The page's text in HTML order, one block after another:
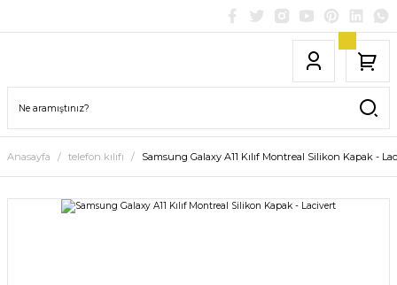
Anasayfa telefon kılıfı Samsung Galaxy A11 Kılıf Montreal Silikon Kapak -